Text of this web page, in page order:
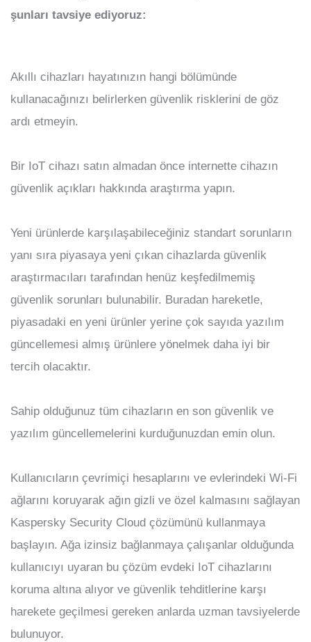
şunları tavsiye ediyoruz:
Akıllı cihazları hayatınızın hangi bölümünde
kullanacağınızı belirlerken güvenlik risklerini de göz
ardı etmeyin.
Bir IoT cihazı satın almadan önce internette cihazın
güvenlik açıkları hakkında araştırma yapın.
Yeni ürünlerde karşılaşabileceğiniz standart sorunların
yanı sıra piyasaya yeni çıkan cihazlarda güvenlik
araştırmacıları tarafından henüz keşfedilmemiş
güvenlik sorunları bulunabilir. Buradan hareketle,
piyasadaki en yeni ürünler yerine çok sayıda yazılım
güncellemesi almış ürünlere yönelmek daha iyi bir
tercih olacaktır.
Sahip olduğunuz tüm cihazların en son güvenlik ve
yazılım güncellemelerini kurduğunuzdan emin olun.
Kullanıcıların çevrimiçi hesaplarını ve evlerindeki Wi-Fi
ağlarını koruyarak ağın gizli ve özel kalmasını sağlayan
Kaspersky Security Cloud çözümünü kullanmaya
başlayın. Ağa izinsiz bağlanmaya çalışanlar olduğunda
kullanıcıyı uyaran bu çözüm evdeki IoT cihazlarını
koruma altına alıyor ve güvenlik tehditlerine karşı
harekete geçilmesi gereken anlarda uzman tavsiyelerde
bulunuyor.